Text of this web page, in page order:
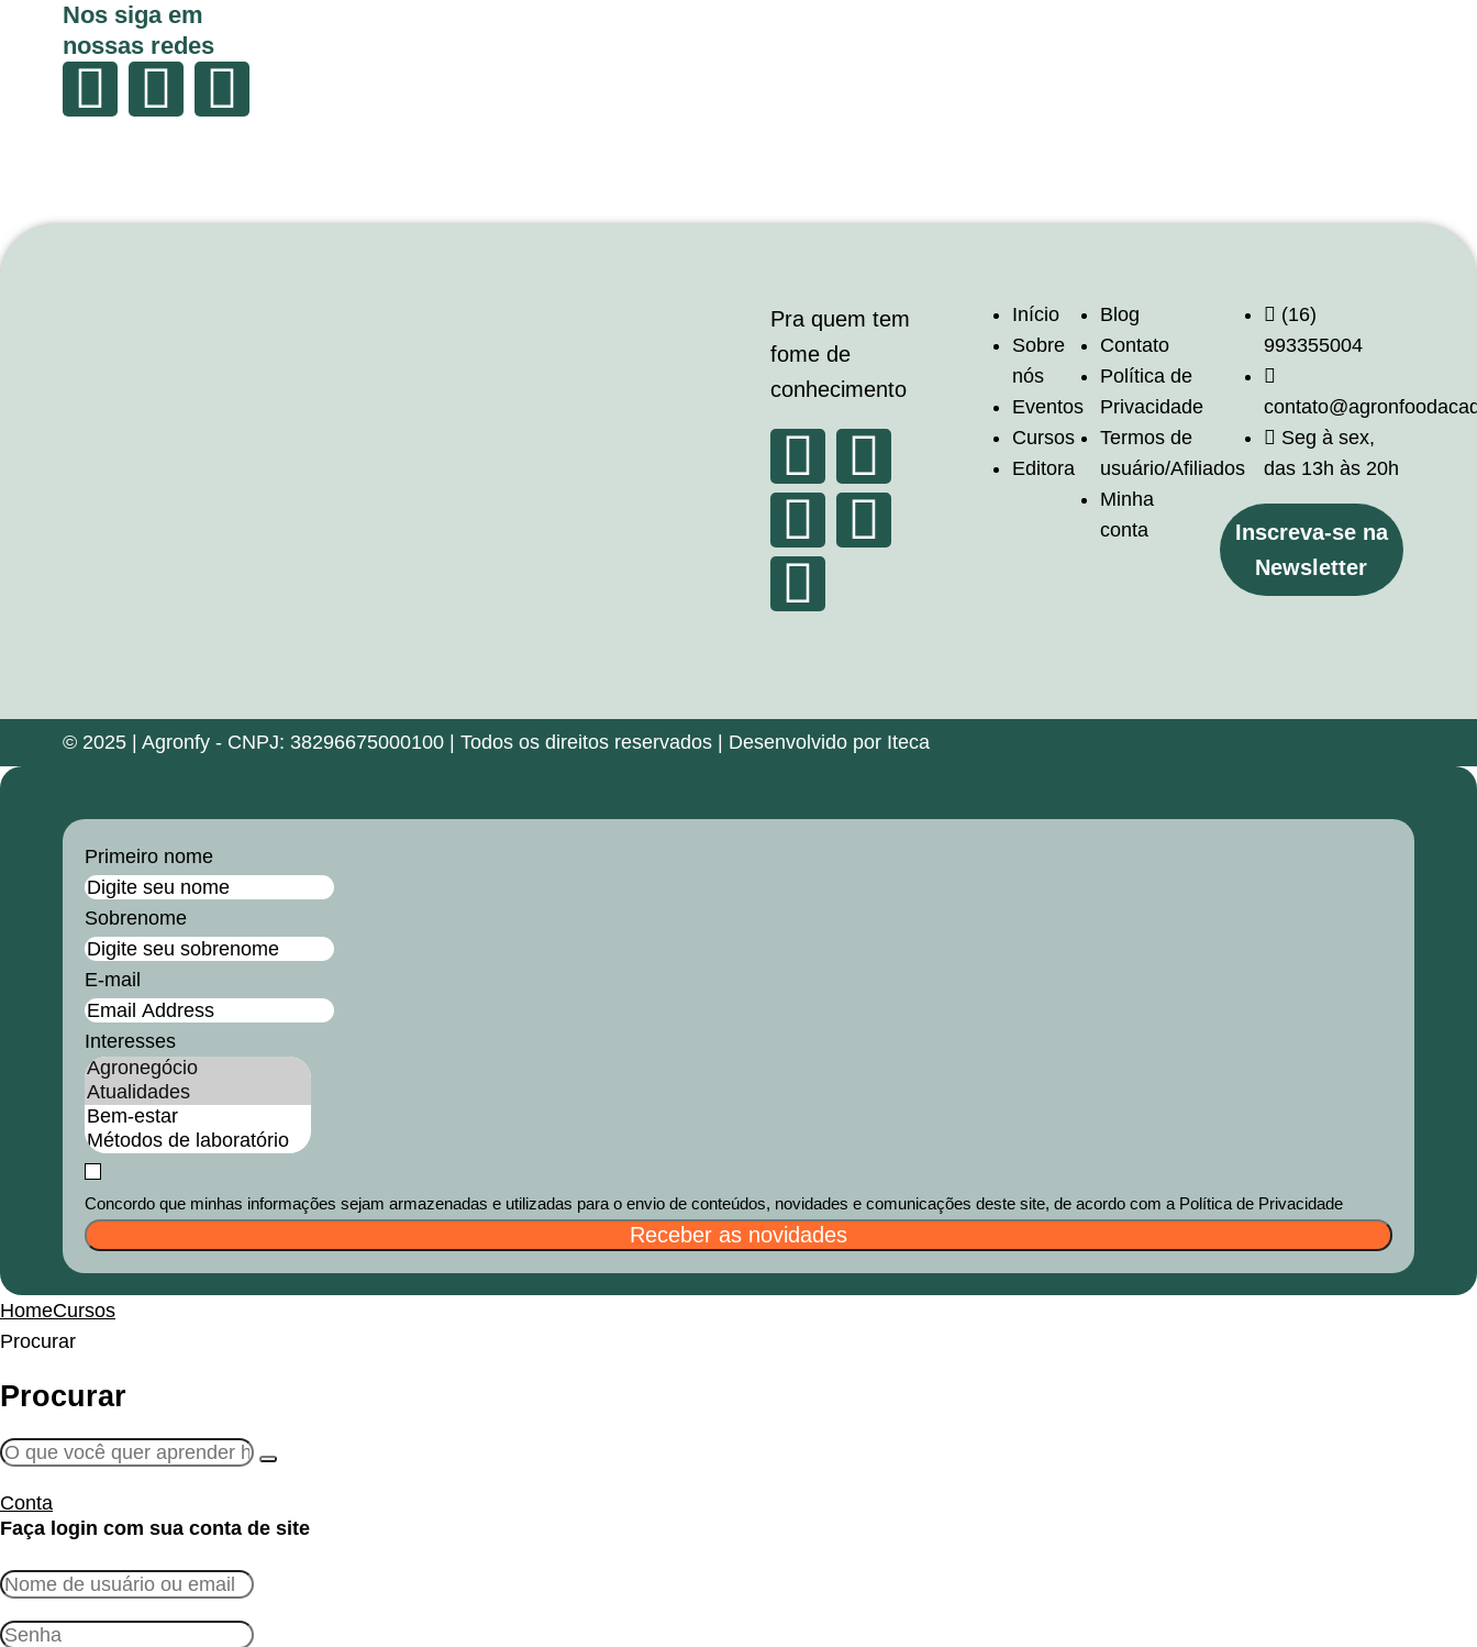
Nos siga em
nossas redes
Pra quem tem
fome de
conhecimento
Início
Sobre
nós
Eventos
Cursos
Editora
Blog
Contato
Política de
Privacidade
Termos de
usuário/Afiliados
Minha
conta
(16)
993355004
Seg à sex,
das 13h às 20h
Inscreva-se na
Newsletter
© 2025 | Agronfy - CNPJ: 38296675000100 | Todos os direitos reservados | Desenvolvido por Iteca
Primeiro nome
Sobrenome
E-mail
Interesses
Concordo que minhas informações sejam armazenadas e utilizadas para o envio de conteúdos, novidades e comunicações deste site, de acordo com a Política de Privacidade
Receber as novidades
HomeCursos
Procurar
Procurar
Conta
Faça login com sua conta de site